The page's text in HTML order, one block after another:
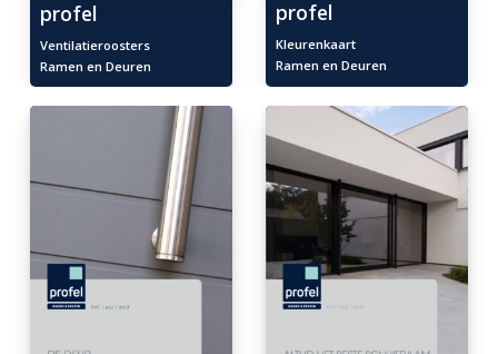
profel
Ventilatieroosters
Ramen en Deuren
profel
Kleurenkaart
Ramen en Deuren